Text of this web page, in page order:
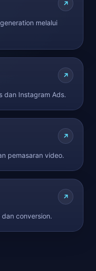
melalui
dan Instagram Ads.
pemasaran video.
conversion.